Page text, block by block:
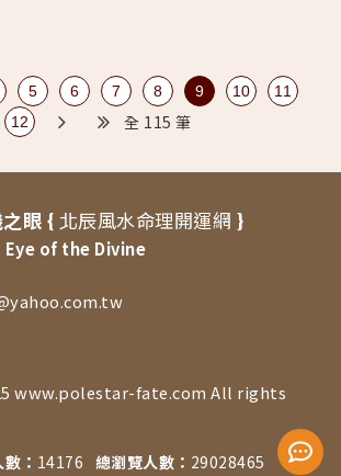
5 6 7 8 9 10
11
12
全 115 筆
眼 { 北辰風水命理開運網 }
of the Divine
www.polestar-fate.com All rights
： 14176 總瀏覽人數： 29028465